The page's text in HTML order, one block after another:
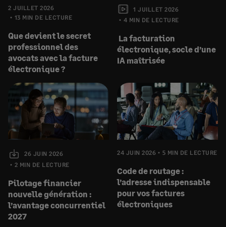
2 JUILLET 2026
13 MIN DE LECTURE
Que devient le secret
professionnel des
avocats avec la facture
électronique ?
1 JUILLET 2026
4 MIN DE LECTURE
La facturation
électronique, socle d’une
IA maîtrisée
26 JUIN 2026
2 MIN DE LECTURE
Pilotage financier
nouvelle génération :
l’avantage concurrentiel
2027
24 JUIN 2026 5 MIN DE LECTURE
Code de routage :
l’adresse indispensable
pour vos factures
électroniques